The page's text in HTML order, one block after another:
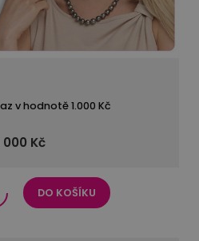
v hodnotě 1.000 Kč
000 Kč
DO KOŠÍKU